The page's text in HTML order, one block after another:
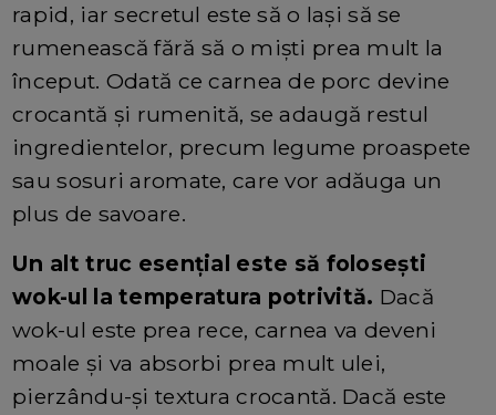
rapid, iar secretul este să o lași să se
rumenească fără să o miști prea mult la
început. Odată ce carnea de porc devine
crocantă și rumenită, se adaugă restul
ingredientelor, precum legume proaspete
sau sosuri aromate, care vor adăuga un
plus de savoare.
Un alt truc esențial este să folosești
wok-ul la temperatura potrivită. Dacă
wok-ul este prea rece, carnea va deveni
moale și va absorbi prea mult ulei,
pierzându-și textura crocantă. Dacă este